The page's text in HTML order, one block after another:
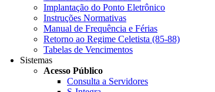
Implantação do Ponto Eletrônico
Instruções Normativas
Manual de Frequência e Férias
Retorno ao Regime Celetista (85-88)
Tabelas de Vencimentos
Sistemas
Acesso Público
Consulta a Servidores